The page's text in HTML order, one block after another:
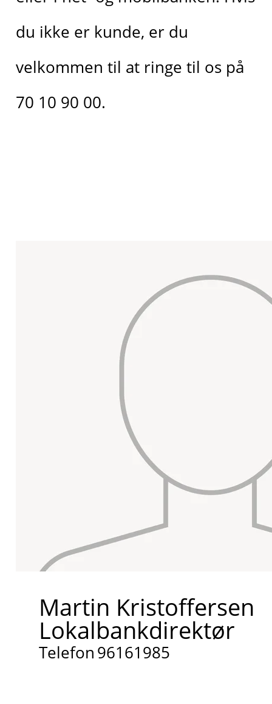
du ikke er kunde, er du
velkommen til at ringe til os på
70 10 90 00.
Martin Kristoffersen
Lokalbankdirektør
Telefon 96161985